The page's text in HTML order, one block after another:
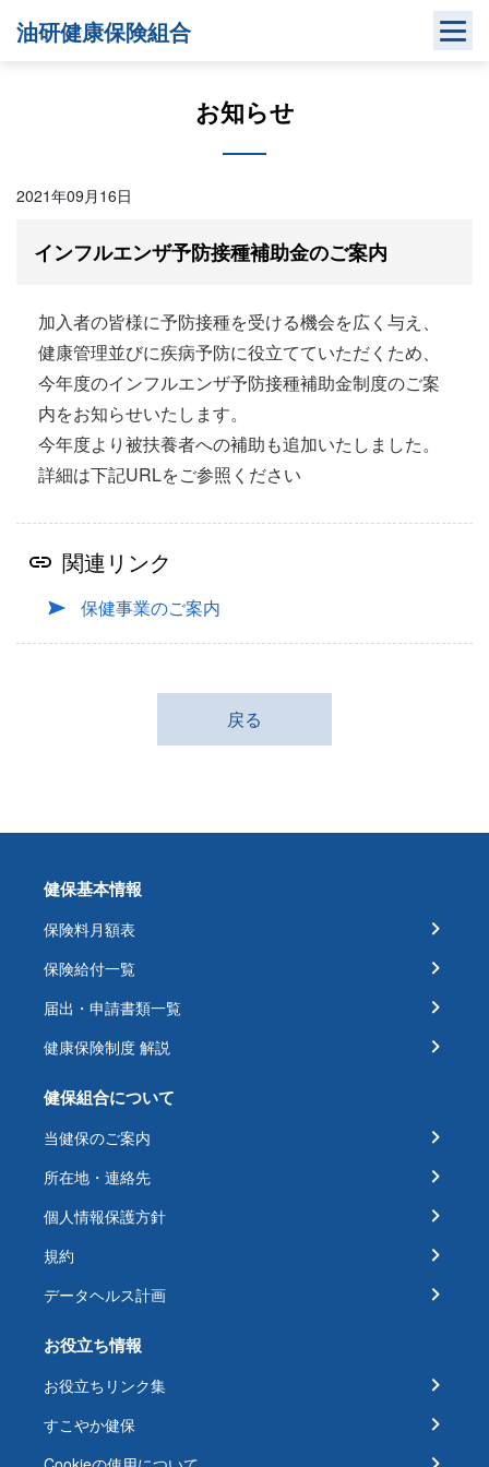
油研健康保険組合
お知らせ
2021年09月16日
インフルエンザ予防接種補助金のご案内
加入者の皆様に予防接種を受ける機会を広く与え、
健康管理並びに疾病予防に役立てていただくため、
今年度のインフルエンザ予防接種補助金制度のご案
内をお知らせいたします。
今年度より被扶養者への補助も追加いたしました。
詳細は下記URLをご参照ください
関連リンク
保健事業のご案内
戻る
健保基本情報
保険料月額表
保険給付一覧
届出・申請書類一覧
健康保険制度 解説
健保組合について
当健保のご案内
所在地・連絡先
個人情報保護方針
規約
データヘルス計画
お役立ち情報
お役立ちリンク集
すこやか健保